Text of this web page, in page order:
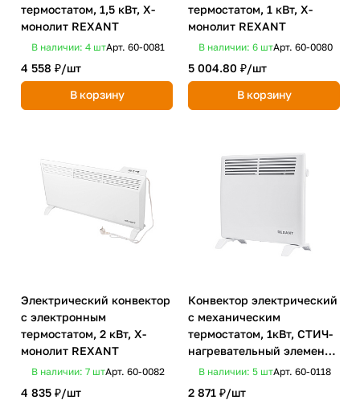
термостатом, 1,5 кВт, Х-
монолит REXANT
В наличии: 4 штАрт. 60-0081
4 558 ₽/шт
В корзину
термостатом, 1 кВт, Х-
монолит REXANT
В наличии: 6 штАрт. 60-0080
5 004.80 ₽/шт
В корзину
Электрический конвектор
с электронным
термостатом, 2 кВт, Х-
монолит REXANT
В наличии: 7 штАрт. 60-0082
4 835 ₽/шт
Конвектор электрический
с механическим
термостатом, 1кВт, СТИЧ-
нагревательный элемент,
ножки REXANT
В наличии: 5 штАрт. 60-0118
2 871 ₽/шт